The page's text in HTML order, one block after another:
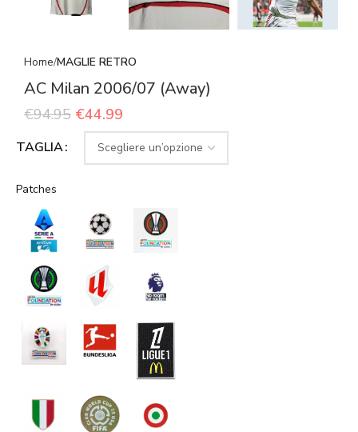
Home MAGLIE RETRO
AC Milan 2006/07 (Away)
€94.95 €44.99
TAGLIA
Patches